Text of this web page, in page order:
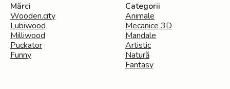
Mărci
Wooden.city
Lubiwood
Milliwood
Puckator
Funny
Categorii
Animale
Mecanice 3D
Mandale
Artistic
Natură
Fantasy